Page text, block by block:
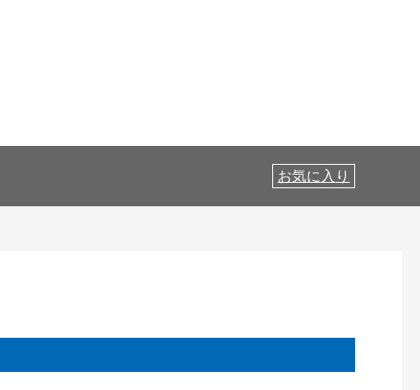
お気に入り